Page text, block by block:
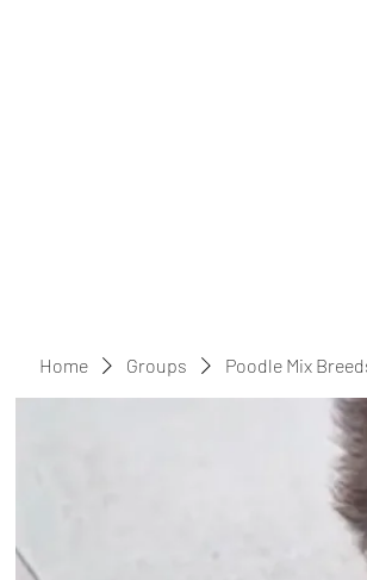
Home Groups Poodle Mix